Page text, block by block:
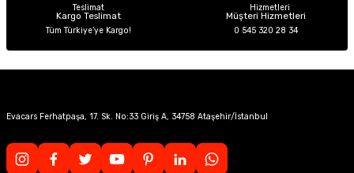
Kargo Teslimat
Tüm Türkiye’ye Kargo!
Müşteri Hizmetleri
0 545 320 28 34
Evacars Ferhatpaşa, 17. Sk. No:33 Giriş A, 34758 Ataşehir/İstanbul